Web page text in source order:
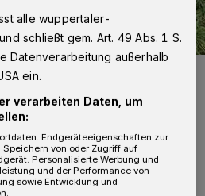
– das ist das Ziel des Projekts.
findet von 17.30 bis 20
alle wuppertaler-
schließt gem. Art. 49 Abs. 1 S.
Datenverarbeitung außerhalb
ein.
verarbeiten Daten, um
Endgeräteeigenschaften zur
von oder Zugriff auf
Personalisierte Werbung und
und der Performance von
sowie Entwicklung und